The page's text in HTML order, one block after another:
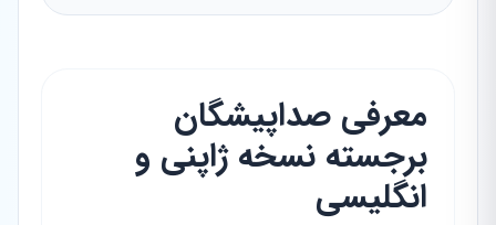
معرفی صداپیشگان
برجسته نسخه ژاپنی و
انگلیسی